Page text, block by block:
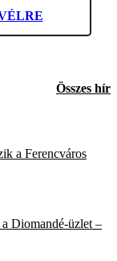
Összes hír
a Ferencváros
a Diomandé-üzlet –